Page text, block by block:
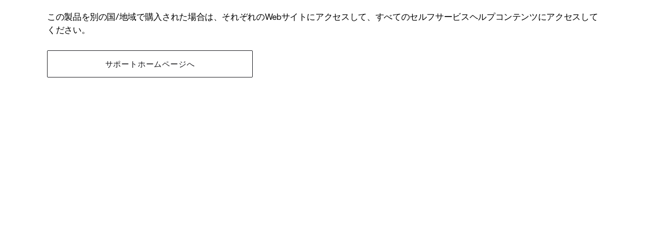
この製品を別の国/地域で購入された場合は、それぞれのWebサイトにアクセスして、すべてのセルフサービスヘルプコンテンツにアクセスして
ください。
サポートホームページへ